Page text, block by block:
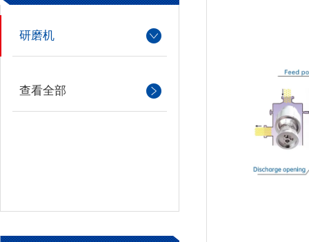
研磨机
查看全部